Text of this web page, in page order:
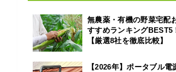
無農薬・有機の野菜宅配
すすめランキングBEST5
【厳選8社を徹底比較】
【2026年】ポータブル電